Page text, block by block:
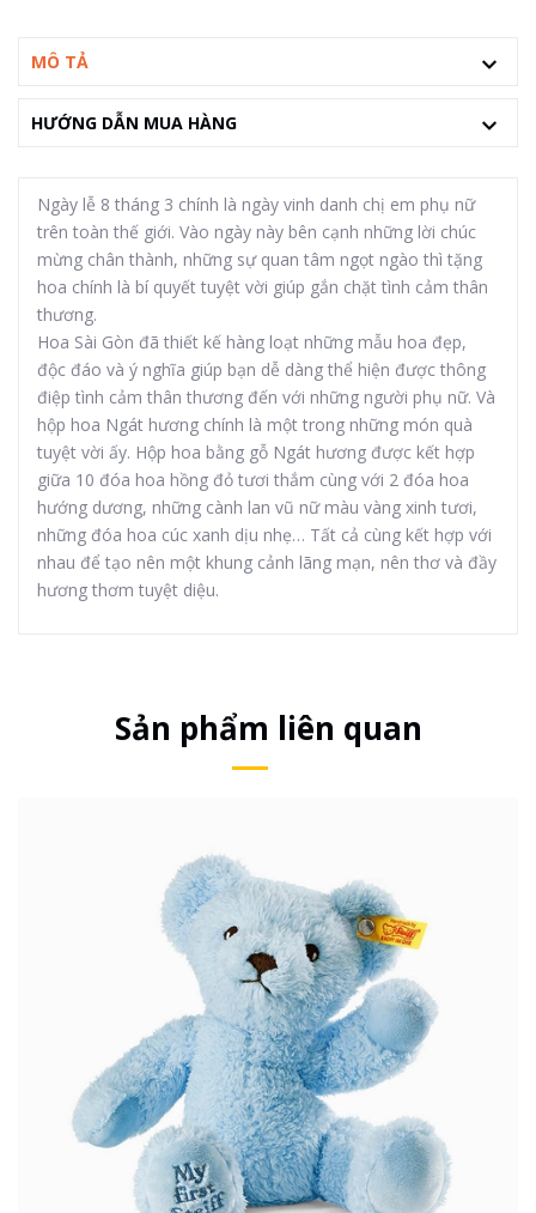
MÔ TẢ
HƯỚNG DẪN MUA HÀNG
Ngày lễ 8 tháng 3 chính là ngày vinh danh chị em phụ nữ
trên toàn thế giới. Vào ngày này bên cạnh những lời chúc
mừng chân thành, những sự quan tâm ngọt ngào thì tặng
hoa chính là bí quyết tuyệt vời giúp gắn chặt tình cảm thân
thương.
Hoa Sài Gòn đã thiết kế hàng loạt những mẫu hoa đẹp,
độc đáo và ý nghĩa giúp bạn dễ dàng thể hiện được thông
điệp tình cảm thân thương đến với những người phụ nữ. Và
hộp hoa Ngát hương chính là một trong những món quà
tuyệt vời ấy. Hộp hoa bằng gỗ Ngát hương được kết hợp
giữa 10 đóa hoa hồng đỏ tươi thắm cùng với 2 đóa hoa
hướng dương, những cành lan vũ nữ màu vàng xinh tươi,
những đóa hoa cúc xanh dịu nhẹ… Tất cả cùng kết hợp với
nhau để tạo nên một khung cảnh lãng mạn, nên thơ và đầy
hương thơm tuyệt diệu.
Sản phẩm liên quan